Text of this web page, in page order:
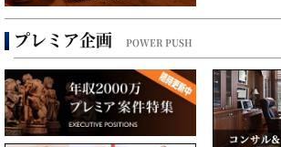
プレミア企画 POWER PUSH